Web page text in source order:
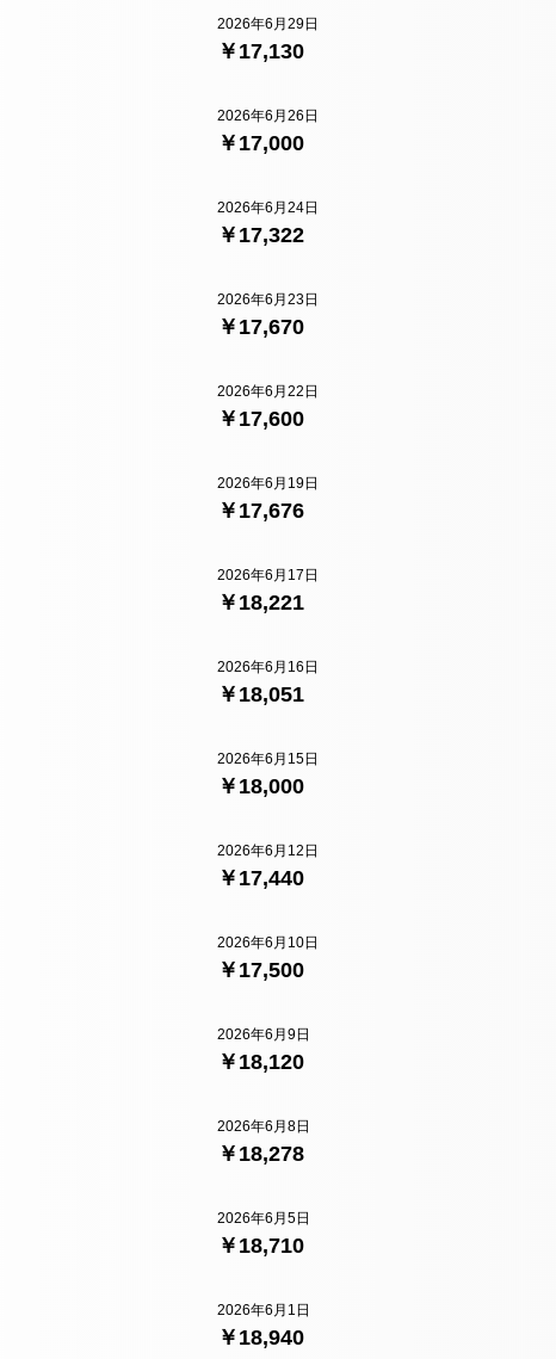
￥17,130
2026年6月29日
￥17,000
2026年6月26日
￥17,322
2026年6月24日
￥17,670
2026年6月23日
￥17,600
2026年6月22日
￥17,676
2026年6月19日
￥18,221
2026年6月17日
￥18,051
2026年6月16日
￥18,000
2026年6月15日
￥17,440
2026年6月12日
￥17,500
2026年6月10日
￥18,120
2026年6月9日
￥18,278
2026年6月8日
￥18,710
2026年6月5日
￥18,940
2026年6月1日